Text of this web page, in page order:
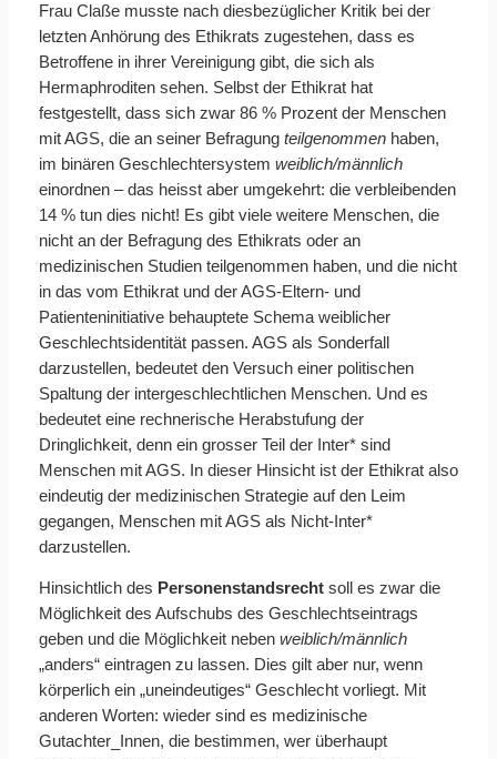
Frau Claße musste nach diesbezüglicher Kritik bei der
letzten Anhörung des Ethikrats zugestehen, dass es
Betroffene in ihrer Vereinigung gibt, die sich als
Hermaphroditen sehen. Selbst der Ethikrat hat
festgestellt, dass sich zwar 86 % Prozent der Menschen
mit AGS, die an seiner Befragung teilgenommenhaben,
im binären Geschlechtersystem weiblich/männlich
einordnen – das heisst aber umgekehrt: die verbleibenden
14 % tun dies nicht! Es gibt viele weitere Menschen, die
nicht an der Befragung des Ethikrats oder an
medizinischen Studien teilgenommen haben, und die nicht
in das vom Ethikrat und der AGS-Eltern- und
Patienteninitiative behauptete Schema weiblicher
Geschlechtsidentität passen. AGS als Sonderfall
darzustellen, bedeutet den Versuch einer politischen
Spaltung der intergeschlechtlichen Menschen. Und es
bedeutet eine rechnerische Herabstufung der
Dringlichkeit, denn ein grosser Teil der Inter* sind
Menschen mit AGS. In dieser Hinsicht ist der Ethikrat also
eindeutig der medizinischen Strategie auf den Leim
gegangen, Menschen mit AGS als Nicht-Inter*
darzustellen.
Hinsichtlich des Personenstandsrechtsoll es zwar die
Möglichkeit des Aufschubs des Geschlechtseintrags
geben und die Möglichkeit neben weiblich/männlich
„anders“ eintragen zu lassen. Dies gilt aber nur, wenn
körperlich ein „uneindeutiges“ Geschlecht vorliegt. Mit
anderen Worten: wieder sind es medizinische
Gutachter_Innen, die bestimmen, wer überhaupt